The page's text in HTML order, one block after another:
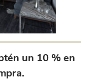
un 10 % en